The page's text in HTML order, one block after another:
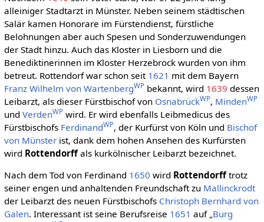
alleiniger Stadtarzt in Münster. Neben seinem städtischen
Salär kamen Honorare im Fürstendienst, fürstliche
Belohnungen aber auch Spesen und Sonderzuwendungen
der Stadt hinzu. Auch das Kloster in Liesborn und die
Benediktinerinnen im Kloster Herzebrock wurden von ihm
betreut. Rottendorf war schon seit 1621 mit dem Bayern
Franz Wilhelm von WartenbergWPbekannt, wird 1639 dessen
Leibarzt, als dieser Fürstbischof von OsnabrückWP, MindenWP
und VerdenWPwird. Er wird ebenfalls Leibmedicus des
Fürstbischofs FerdinandWP, der Kurfürst von Köln und Bischof
von Münsterist, dank dem hohen Ansehen des Kurfürsten
wird Rottendorffals kurkölnischer Leibarzt bezeichnet.
Nach dem Tod von Ferdinand 1650 wird Rottendorfftrotz
seiner engen und anhaltenden Freundschaft zu Mallinckrodt
der Leibarzt des neuen Fürstbischofs Christoph Bernhard von
Galen. Interessant ist seine Berufsreise 1651 auf „Burg